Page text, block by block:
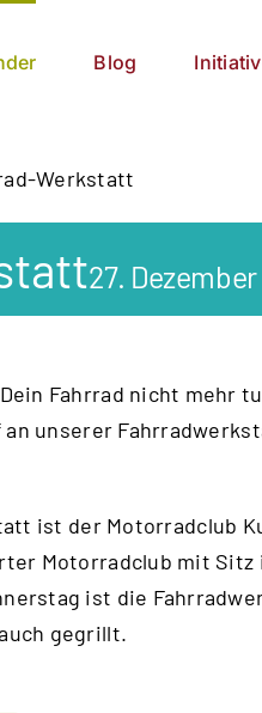
Blog
Werkstatt
27.
Fahrrad nicht mehr
unserer
ist der Motorradclub
Motorradclub mit Sitz
ist die
gegrillt.